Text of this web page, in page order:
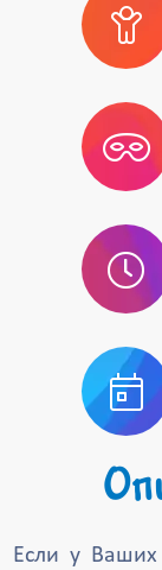
Если у